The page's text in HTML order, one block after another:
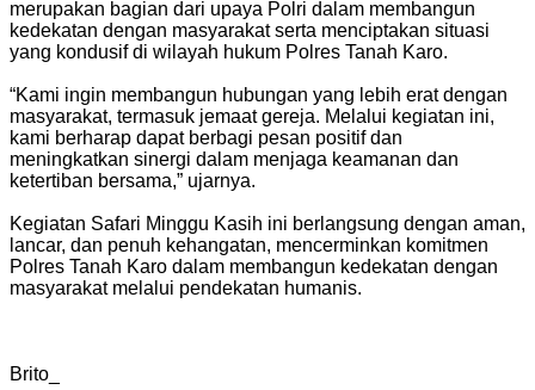
merupakan bagian dari upaya Polri dalam membangun
kedekatan dengan masyarakat serta menciptakan situasi
yang kondusif di wilayah hukum Polres Tanah Karo.
“Kami ingin membangun hubungan yang lebih erat dengan
masyarakat, termasuk jemaat gereja. Melalui kegiatan ini,
kami berharap dapat berbagi pesan positif dan
meningkatkan sinergi dalam menjaga keamanan dan
ketertiban bersama,” ujarnya.
Kegiatan Safari Minggu Kasih ini berlangsung dengan aman,
lancar, dan penuh kehangatan, mencerminkan komitmen
Polres Tanah Karo dalam membangun kedekatan dengan
masyarakat melalui pendekatan humanis.
Brito_